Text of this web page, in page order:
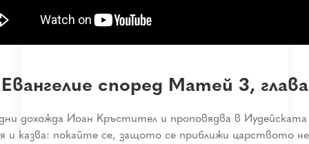
Евангелие според Матей 3, глава
дохожда Иоан Кръстител и проповядва в Иудейската
и казва: покайте се, защото се приближи царството